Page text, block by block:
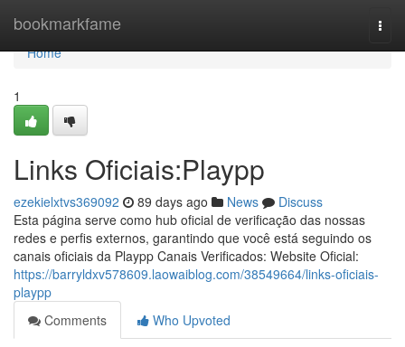
bookmarkfame
Home
Home
1
Links Oficiais:Playpp
ezekielxtvs369092 89 days ago News
Discuss
Esta página serve como hub oficial de verificação das nossas
redes e perfis externos, garantindo que você está seguindo os
canais oficiais da Playpp Canais Verificados: Website Oficial:
https://barryldxv578609.laowaiblog.com/38549664/links-oficiais-
playpp
Comments
Who Upvoted